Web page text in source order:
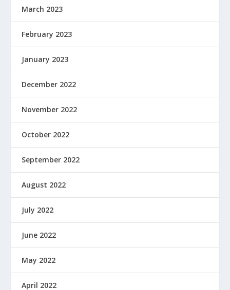
March 2023
February 2023
January 2023
December 2022
November 2022
October 2022
September 2022
August 2022
July 2022
June 2022
May 2022
April 2022